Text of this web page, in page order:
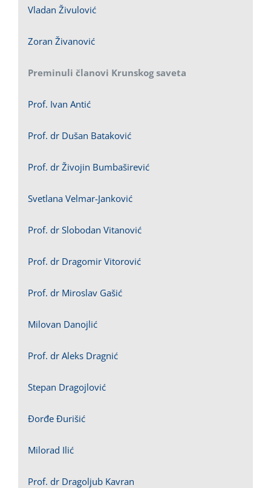
Vladan Živulović
Zoran Živanović
Preminuli članovi Krunskog saveta
Prof. Ivan Antić
Prof. dr Dušan Bataković
Prof. dr Živojin Bumbaširević
Svetlana Velmar-Janković
Prof. dr Slobodan Vitanović
Prof. dr Dragomir Vitorović
Prof. dr Miroslav Gašić
Milovan Danojlić
Prof. dr Aleks Dragnić
Stepan Dragojlović
Đorđe Đurišić
Milorad Ilić
Prof. dr Dragoljub Kavran